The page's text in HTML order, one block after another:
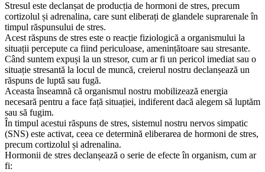
Stresul este declanșat de producția de hormoni de stres, precum
cortizolul și adrenalina, care sunt eliberați de glandele suprarenale în
timpul răspunsului de stres.
Acest răspuns de stres este o reacție fiziologică a organismului la
situații percepute ca fiind periculoase, amenințătoare sau stresante.
Când suntem expuși la un stresor, cum ar fi un pericol imediat sau o
situație stresantă la locul de muncă, creierul nostru declanșează un
răspuns de luptă sau fugă.
Aceasta înseamnă că organismul nostru mobilizează energia
necesară pentru a face față situației, indiferent dacă alegem să luptăm
sau să fugim.
În timpul acestui răspuns de stres, sistemul nostru nervos simpatic
(SNS) este activat, ceea ce determină eliberarea de hormoni de stres,
precum cortizolul și adrenalina.
Hormonii de stres declanșează o serie de efecte în organism, cum ar
fi: